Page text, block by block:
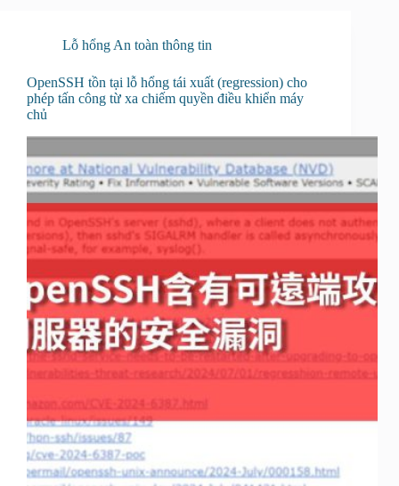
Lỗ hổng An toàn thông tin
OpenSSH tồn tại lỗ hổng tái xuất (regression) cho
phép tấn công từ xa chiếm quyền điều khiển máy
chủ